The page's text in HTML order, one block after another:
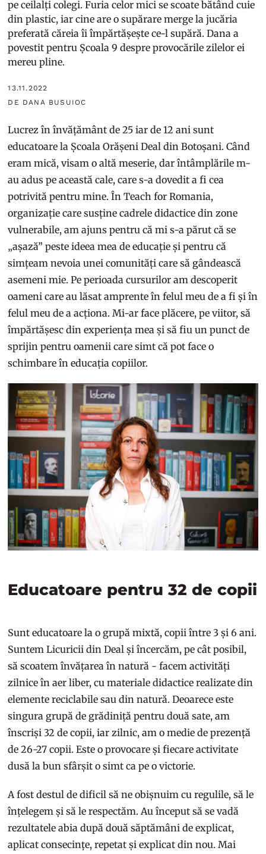
pe ceilalți colegi. Furia celor mici se scoate bătând cuie
din plastic, iar cine are o supărare merge la jucăria
preferată căreia îi împărtășește ce-l supără. Dana a
povestit pentru Școala 9 despre provocările zilelor ei
mereu pline.
13.11.2022
DE DANA BUSUIOC
Lucrez în învățământ de 25 iar de 12 ani sunt
educatoare la Școala Orășeni Deal din Botoșani. Când
eram mică, visam o altă meserie, dar întâmplările m-
au adus pe această cale, care s-a dovedit a fi cea
potrivită pentru mine. În Teach for Romania,
organizație care susține cadrele didactice din zone
vulnerabile, am ajuns pentru că mi s-a părut că se
„așază” peste ideea mea de educație și pentru că
simțeam nevoia unei comunități care să gândească
asemeni mie. Pe perioada cursurilor am descoperit
oameni care au lăsat amprente în felul meu de a fi și în
felul meu de a acționa. Mi-ar face plăcere, pe viitor, să
împărtășesc din experiența mea și să fiu un punct de
sprijin pentru oamenii care simt că pot face o
schimbare în educația copiilor.
Educatoare pentru 32 de copii
Sunt educatoare la o grupă mixtă, copii între 3 și 6 ani.
Suntem Licuricii din Deal și încercăm, pe cât posibil,
să scoatem învățarea în natură - facem activități
zilnice în aer liber, cu materiale didactice realizate din
elemente reciclabile sau din natură. Deoarece este
singura grupă de grădiniță pentru două sate, am
înscriși 32 de copii, iar zilnic, am o medie de prezență
de 26-27 copii. Este o provocare și fiecare activitate
dusă la bun sfârșit o simt ca pe o victorie.
A fost destul de dificil să ne obișnuim cu regulile, să le
înțelegem și să le respectăm. Au început să se vadă
rezultatele abia după două săptămâni de explicat,
aplicat consecințe, repetat și explicat din nou. Mai